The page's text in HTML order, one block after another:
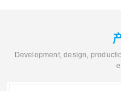
Development, design,